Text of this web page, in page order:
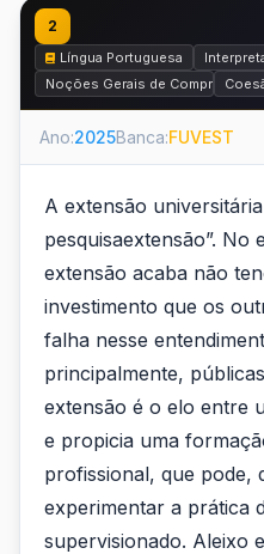
2
Língua Portuguesa
Noções Gerais de Compreensão
Ano:2025Banca:FUVEST
A extensão
pesquisaextensão”. No
extensão acaba não
investimento que os
falha nesse
principalmente,
extensão é o elo entre
e propicia uma
profissional, que pode,
experimentar a prática
supervisionado. Aleixo